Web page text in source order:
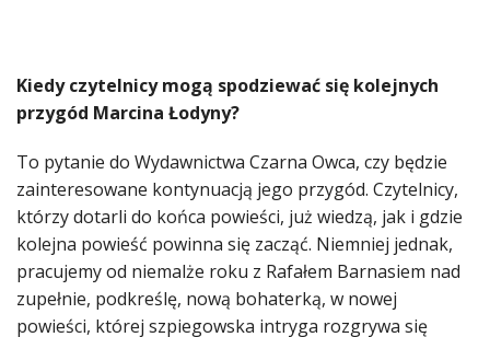
Kiedy czytelnicy mogą spodziewać się kolejnych
przygód Marcina Łodyny?
To pytanie do Wydawnictwa Czarna Owca, czy będzie
zainteresowane kontynuacją jego przygód. Czytelnicy,
którzy dotarli do końca powieści, już wiedzą, jak i gdzie
kolejna powieść powinna się zacząć. Niemniej jednak,
pracujemy od niemalże roku z Rafałem Barnasiem nad
zupełnie, podkreślę, nową bohaterką, w nowej
powieści, której szpiegowska intryga rozgrywa się